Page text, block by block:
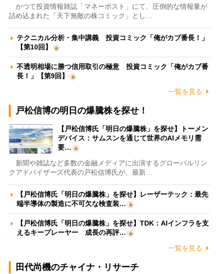
かつて投資情報雑誌「マネーポスト」にて、圧倒的な情報量が
詰め込まれた「天下無敵の株コミック」とし…
テクニカル分析・集中講義 投資コミック「俺がカブ番長！」
【第10回】
不透明相場に勝つ信用取引の極意 投資コミック「俺がカブ番
長！」【第9回】
一覧を見る
戸松信博の明日の爆騰株を探せ！
【戸松信博氏「明日の爆騰株」を探せ】トーメン
デバイス：サムスンを通じて世界のAIメモリ需
要…
新聞や雑誌など多数の金融メディアに出演するグローバルリン
クアドバイザーズ代表の戸松信博氏が、最新…
【戸松信博氏「明日の爆騰株」を探せ】レーザーテック：最先
端半導体の製造に不可欠な検査装…
【戸松信博氏「明日の爆騰株」を探せ】TDK：AIインフラを支
えるキープレーヤー 成長の再評…
一覧を見る
田代尚機のチャイナ・リサーチ